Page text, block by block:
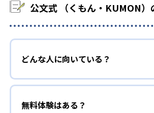
公文式 （くもん・KUMON）
どんな人に向いている？
無料体験はある？